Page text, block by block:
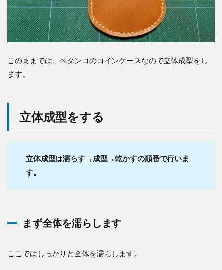
このままでは、ペタンコのコインケースなので立体成型をし
ます。
立体成型をする
立体成型は濡らす→成型→乾かすの順番で行いま
す。
まず全体を濡らします
ここではしっかりと全体を濡らします。